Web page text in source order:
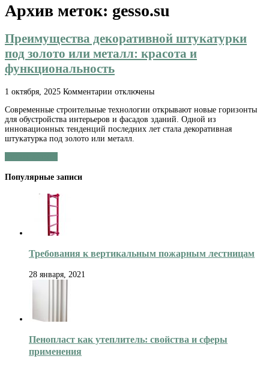
Архив меток: gesso.su
Преимущества декоративной штукатурки
под золото или металл: красота и
функциональность
1 октября, 2025 Комментарии к
Преимущества
декоративной
штукатурки
под
отключены
Современные строительные технологии открывают новые горизонты
для обустройства интерьеров и фасадов зданий. Одной из
инновационных тенденций последних лет стала декоративная
штукатурка под золото или металл.
Популярные записи
Требования к вертикальным пожарным лестницам
28 января, 2021
Пенопласт как утеплитель: свойства и сферы
применения